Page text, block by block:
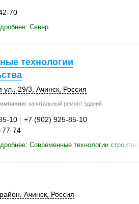
70
Север
технологии
ул. 29/3 Ачинск, Россия
капитальный ремонт зданий
10
+7 (902) 925-85-10
77-74
Современные технологии
Ачинск, Россия